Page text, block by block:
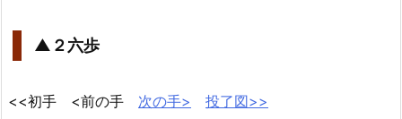
▲２六歩
<<初手 <前の手 次の手> 投了図>>